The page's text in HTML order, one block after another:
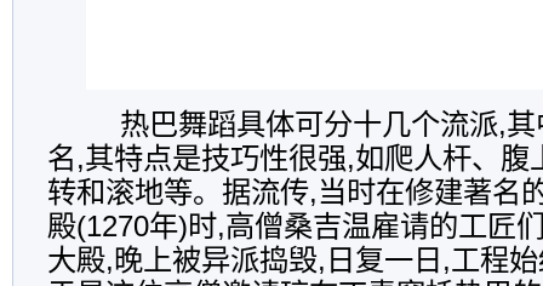
热巴舞蹈具体可分十几个流派,其
名,其特点是技巧性很强,如爬人杆、腹
转和滚地等。据流传,当时在修建著名
殿(1270年)时,高僧桑吉温雇请的工匠
大殿,晚上被异派捣毁,日复一日,工程